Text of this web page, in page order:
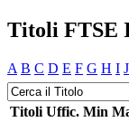
Titoli FTSE
A B C D E F G H I J
Titoli Uffic. Min